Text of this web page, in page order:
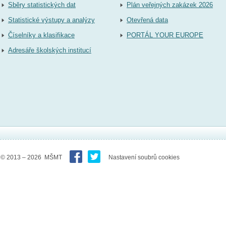
Sběry statistických dat
Statistické výstupy a analýzy
Číselníky a klasifikace
Adresáře školských institucí
Plán veřejných zakázek 2026
Otevřená data
PORTÁL YOUR EUROPE
© 2013 – 2026 MŠMT Nastavení soubrů cookies